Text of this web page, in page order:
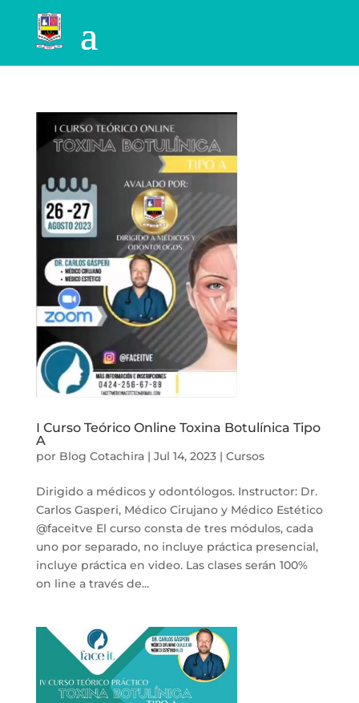
I Curso Teórico Online Toxina Botulínica Tipo
A
por Blog Cotachira| Jul 14, 2023| Cursos
Dirigido a médicos y odontólogos. Instructor: Dr.
Carlos Gasperi, Médico Cirujano y Médico Estético
@faceitve El curso consta de tres módulos, cada
uno por separado, no incluye práctica presencial,
incluye práctica en video. Las clases serán 100%
on line a través de...